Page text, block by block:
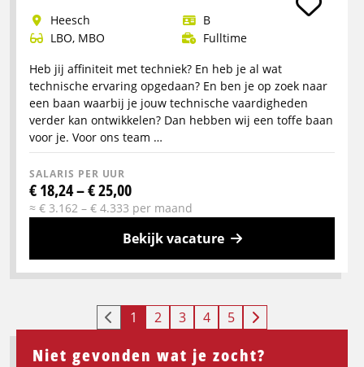
Loodsmedewerker
Heesch
B
LBO, MBO
Fulltime
Heb jij affiniteit met techniek? En heb je al wat
technische ervaring opgedaan? En ben je op zoek naar
een baan waarbij je jouw technische vaardigheden
verder kan ontwikkelen? Dan hebben wij een toffe baan
voor je. Voor ons team …
SALARIS PER UUR
€ 18,24 – € 25,00
≈ € 3.162 – € 4.333 per maand
Bekijk vacature
Meer
Onderhouds-/Storingsmonteur
1 2 3 4 5
Niet gevonden wat je zocht?